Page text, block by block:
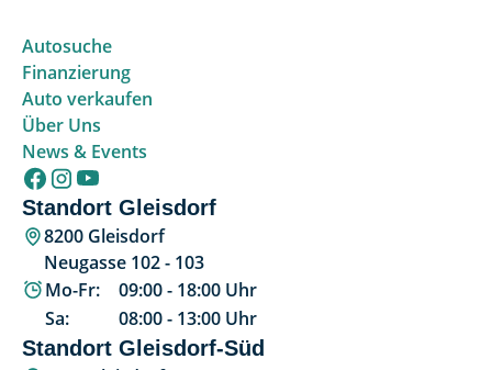
Autosuche
Finanzierung
Auto verkaufen
Über Uns
News & Events
Standort Gleisdorf
8200 Gleisdorf
Neugasse 102 - 103
Mo-Fr:
09:00- 18:00 Uhr
Sa:
08:00- 13:00 Uhr
Standort Gleisdorf-Süd